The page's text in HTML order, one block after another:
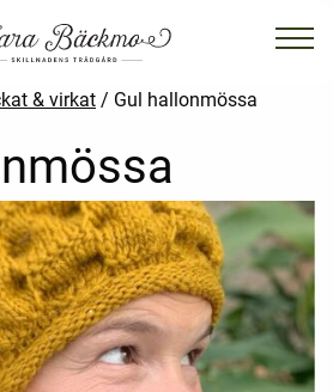
& virkat / Gul hallonmössa